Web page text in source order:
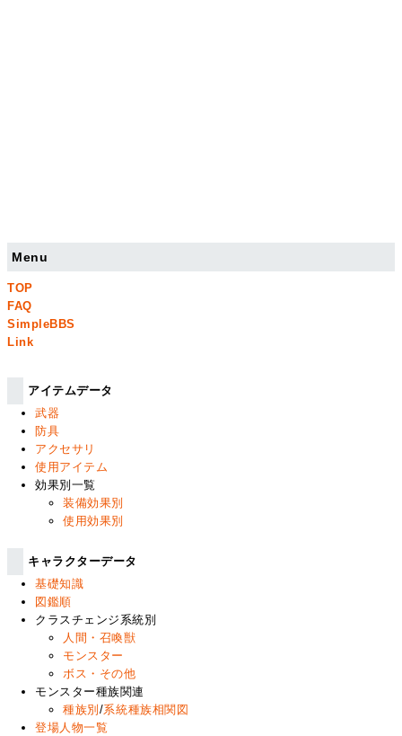
Menu
TOP
FAQ
SimpleBBS
Link
アイテムデータ
武器
防具
アクセサリ
使用アイテム
効果別一覧
装備効果別
使用効果別
キャラクターデータ
基礎知識
図鑑順
クラスチェンジ系統別
人間・召喚獣
モンスター
ボス・その他
モンスター種族関連
種族別 /系統種族相関図
登場人物一覧